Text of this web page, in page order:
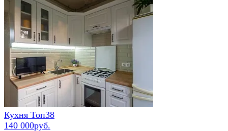
Кухня Топ38
140 000руб.